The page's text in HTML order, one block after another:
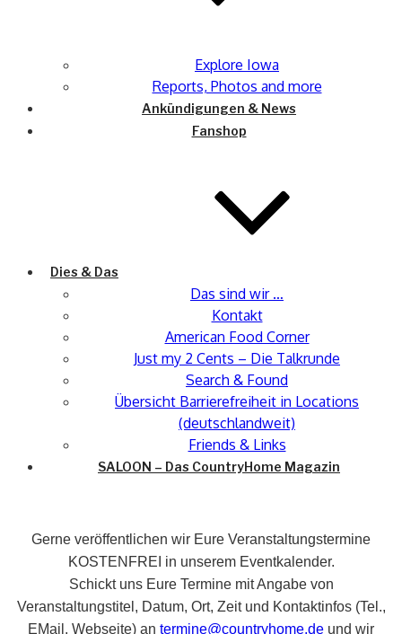
Explore Iowa
Reports, Photos and more
Ankündigungen & News
Fanshop
Dies & Das
Das sind wir …
Kontakt
American Food Corner
Just my 2 Cents – Die Talkrunde
Search & Found
Übersicht Barrierefreiheit in Locations
(deutschlandweit)
Friends & Links
SALOON – Das CountryHome Magazin
Gerne veröffentlichen wir Eure Veranstaltungstermine
KOSTENFREI in unserem Eventkalender.
Schickt uns Eure Termine mit Angabe von
Veranstaltungstitel, Datum, Ort, Zeit und Kontaktinfos (Tel.,
EMail, Webseite) an termine@countryhome.de und wir